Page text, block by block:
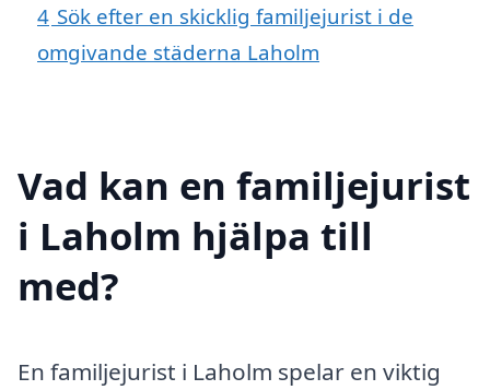
4 Sök efter en skicklig familjejurist i de
omgivande städerna Laholm
Vad kan en familjejurist
i Laholm hjälpa till
med?
En familjejurist i Laholm spelar en viktig